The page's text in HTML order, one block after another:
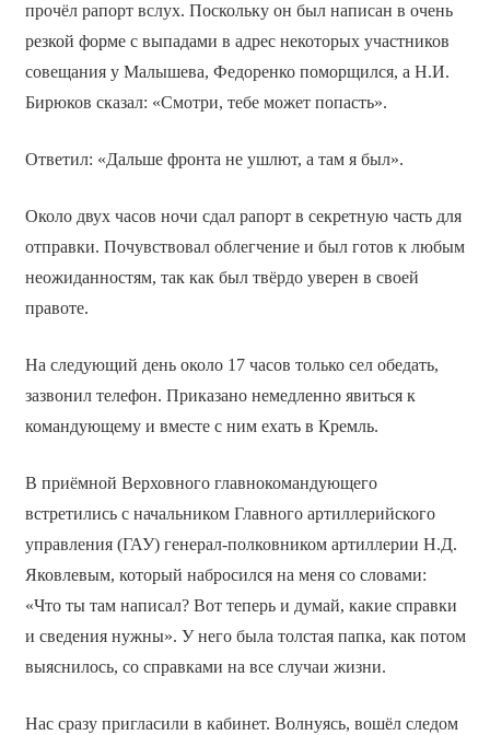
прочёл рапорт вслух. Поскольку он был написан в очень
резкой форме с выпадами в адрес некоторых участников
совещания у Малышева, Федоренко поморщился, а Н.И.
Бирюков сказал: «Смотри, тебе может попасть».
Ответил: «Дальше фронта не ушлют, а там я был».
Около двух часов ночи сдал рапорт в секретную часть для
отправки. Почувствовал облегчение и был готов к любым
неожиданностям, так как был твёрдо уверен в своей
правоте.
На следующий день около 17 часов только сел обедать,
зазвонил телефон. Приказано немедленно явиться к
командующему и вместе с ним ехать в Кремль.
В приёмной Верховного главнокомандующего
встретились с начальником Главного артиллерийского
управления (ГАУ) генерал-полковником артиллерии Н.Д.
Яковлевым, который набросился на меня со словами:
«Что ты там написал? Вот теперь и думай, какие справки
и сведения нужны». У него была толстая папка, как потом
выяснилось, со справками на все случаи жизни.
Нас сразу пригласили в кабинет. Волнуясь, вошёл следом